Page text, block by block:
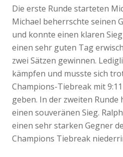
Die erste Runde starteten
Michael beherrschte seinen
und konnte einen klaren
einen sehr guten Tag
zwei Sätzen gewinnen.
kämpfen und musste sich
Champions-Tiebreak mit
geben. In der zweiten Runde
einen souveränen Sieg.
einen sehr starken Gegner
Champions Tiebreak